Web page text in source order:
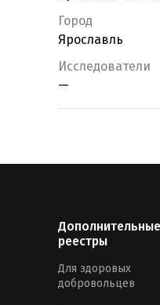
Город
Ярославль
Исследователи
—
Дополнительные
реестры
Для здоровых
добровольцев